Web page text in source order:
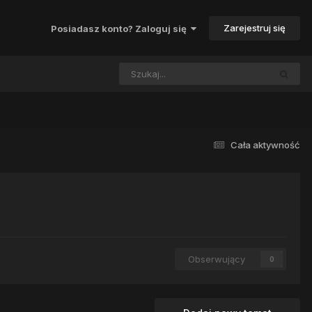
Posiadasz konto? Zaloguj się Zarejestruj się
Cała aktywność
Obserwujący 0